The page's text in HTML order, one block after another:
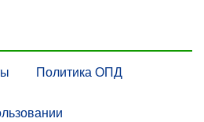
Политика ОПД